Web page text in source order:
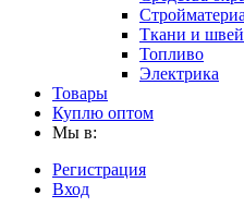
Ткани и
Топливо
Электрика
Товары
Куплю оптом
Мы в:
Регистрация
Вход